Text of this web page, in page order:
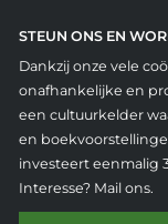
STEUN ONS EN
Dankzij onze vele
onafhankelijke en
een cultuurkelder
en
investeert eenmalig
Interesse? Mail ons.